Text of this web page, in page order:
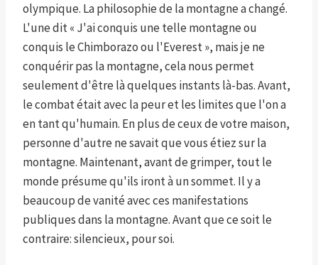
olympique. La philosophie de la montagne a changé.
L'une dit « J'ai conquis une telle montagne ou
conquis le Chimborazo ou l'Everest », mais je ne
conquérir pas la montagne, cela nous permet
seulement d'être là quelques instants là-bas. Avant,
le combat était avec la peur et les limites que l'on a
en tant qu'humain. En plus de ceux de votre maison,
personne d'autre ne savait que vous étiez sur la
montagne. Maintenant, avant de grimper, tout le
monde présume qu'ils iront à un sommet. Il y a
beaucoup de vanité avec ces manifestations
publiques dans la montagne. Avant que ce soit le
contraire: silencieux, pour soi.